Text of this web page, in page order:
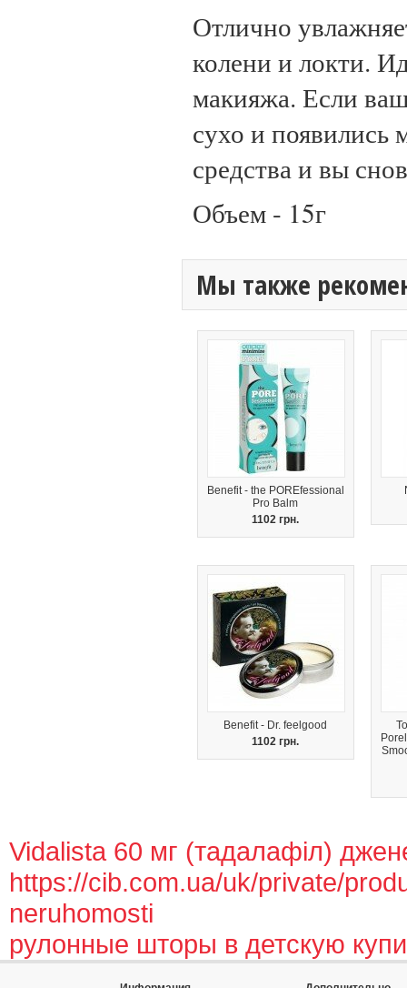
Отлично
колени и локти.
макияжа. Если
сухо и появились
средства и вы
Объем - 15г
Мы также
Benefit - the POREfessional
Pro Balm
1102 грн.
Benefit - Dr. feelgood
1102 грн.
Vidalista 60 мг (тадалафіл)
https://cib.com.ua/uk/private/
neruhomosti
рулонные шторы в детскую